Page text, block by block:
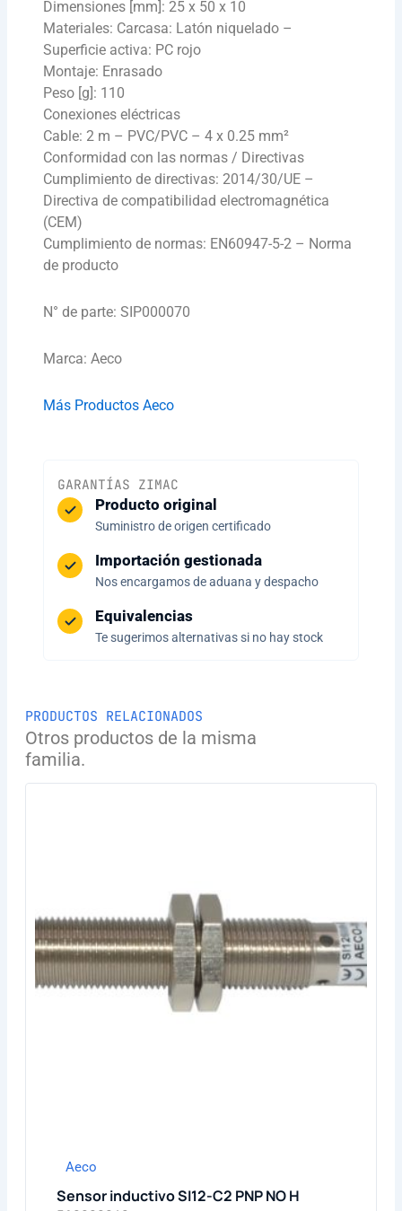
Dimensiones [mm]: 25 x 50 x 10
Materiales: Carcasa: Latón niquelado –
Superficie activa: PC rojo
Montaje: Enrasado
Peso [g]: 110
Conexiones eléctricas
Cable: 2 m – PVC/PVC – 4 x 0.25 mm²
Conformidad con las normas / Directivas
Cumplimiento de directivas: 2014/30/UE –
Directiva de compatibilidad electromagnética
(CEM)
Cumplimiento de normas: EN60947-5-2 – Norma
de producto
N° de parte: SIP000070
Marca: Aeco
Más Productos Aeco
GARANTÍAS ZIMAC
Producto original
Suministro de origen certificado
Importación gestionada
Nos encargamos de aduana y despacho
Equivalencias
Te sugerimos alternativas si no hay stock
PRODUCTOS RELACIONADOS
Otros productos de la misma
familia.
Aeco
Sensor inductivo SI12-C2 PNP NO H